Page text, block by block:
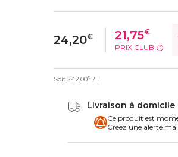
24,20€ 21,75€
PRIX CLUB
?
Soit 242,00€ / L
Livraison à
Ce produit est
Créez une alerte